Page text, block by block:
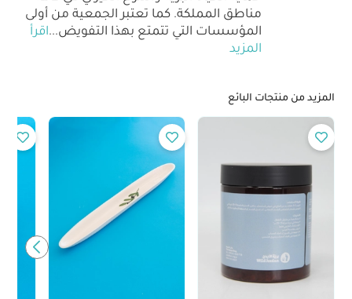
مناطق المملكة. كما تعتبر الجمعية من أولى
المؤسسات التي تتمتع بهذا التفويض...اقرأ
المزيد
المزيد من منتجات البائع